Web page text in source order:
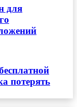
для
потерять